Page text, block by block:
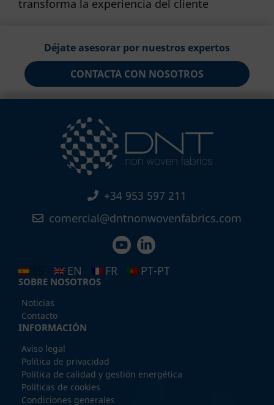
transforma la experiencia del cliente
Déjate asesorar por nuestros expertos
CONTACTA CON NOSOTROS
+34 953 597 211
comercial@dntnonwovenfabrics.com
ES EN FR PT-PT
SOBRE NOSOTROS
Noticias
Contacto
INFORMACIÓN
Aviso legal
Política de privacidad
Política de calidad y gestión energética
Políticas de cookies
Condiciones generales